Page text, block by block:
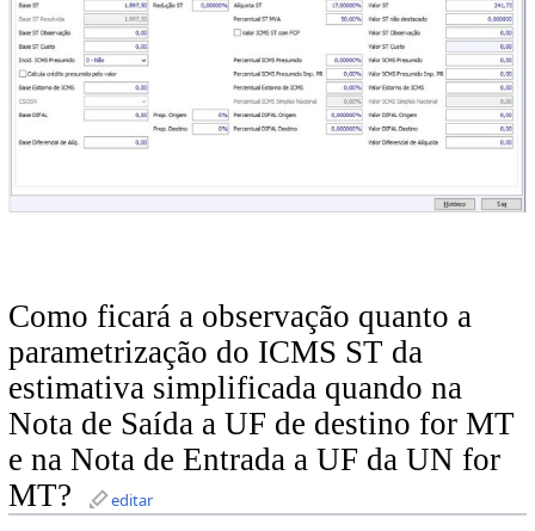
Como ficará a observação quanto a
parametrização do ICMS ST da
estimativa simplificada quando na
Nota de Saída a UF de destino for MT
e na Nota de Entrada a UF da UN for
MT?
editar